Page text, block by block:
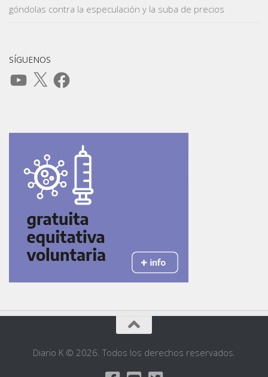
góndolas contra la especulación y la suba de precios
SÍGUENOS
YouTube
X Facebook
Diario K © 2026. Todos los derechos reservados.